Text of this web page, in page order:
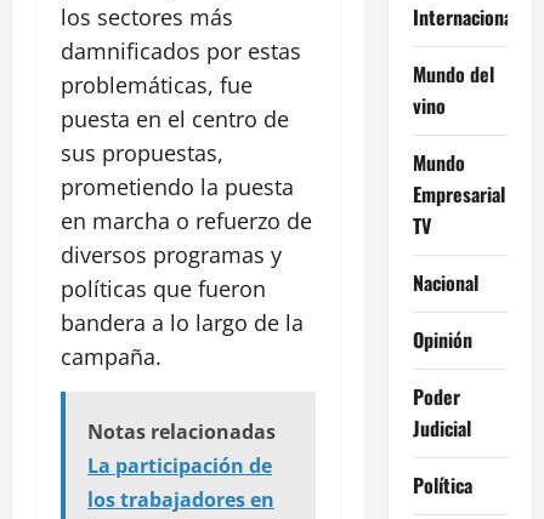
los sectores más
damnificados por estas
problemáticas, fue
puesta en el centro de
sus propuestas,
prometiendo la puesta
en marcha o refuerzo de
diversos programas y
políticas que fueron
bandera a lo largo de la
campaña.
Notas relacionadas
La participación de
los trabajadores en
Internacional
Mundo del
vino
Mundo
Empresarial
TV
Nacional
Opinión
Poder
Judicial
Política